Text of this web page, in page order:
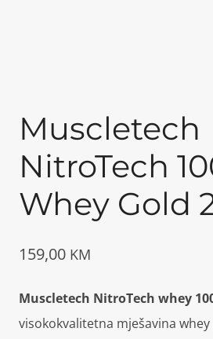
Muscletech
NitroTech
Whey Gold
159,00 KM
Muscletech NitroTech whey
visokokvalitetna mješavina